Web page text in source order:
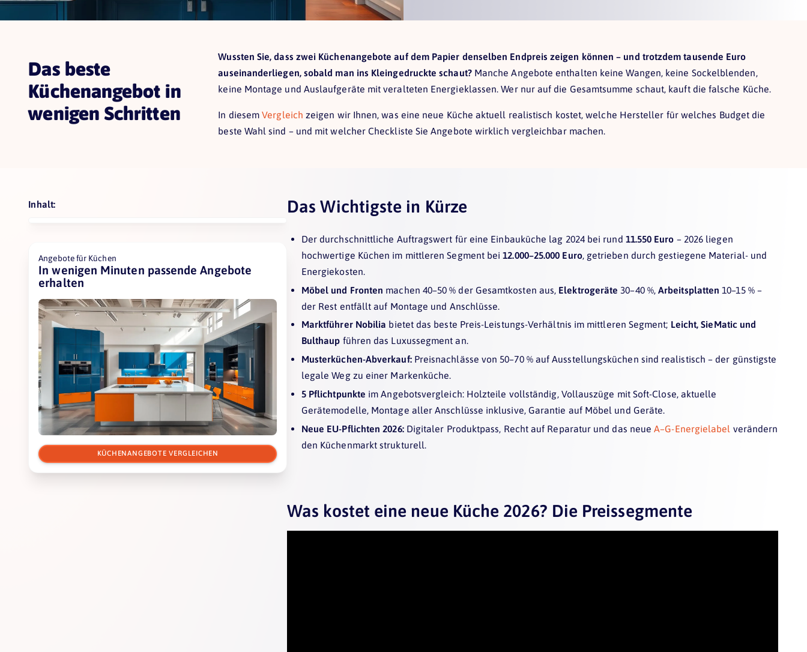
Das beste
Küchenangebot in
wenigen Schritten
Wussten Sie, dass zwei Küchenangebote auf dem Papier denselben Endpreis zeigen können – und trotzdem tausende Euro
auseinanderliegen, sobald man ins Kleingedruckte schaut?Manche Angebote enthalten keine Wangen, keine Sockelblenden,
keine Montage und Auslaufgeräte mit veralteten Energieklassen. Wer nur auf die Gesamtsumme schaut, kauft die falsche Küche.
In diesemVergleich zeigen wir Ihnen, was eine neue Küche aktuell realistisch kostet, welche Hersteller für welches Budget die
beste Wahl sind – und mit welcher Checkliste Sie Angebote wirklich vergleichbar machen.
Inhalt:
Angebote für Küchen
In wenigen Minuten passende Angebote
erhalten
KÜCHENANGEBOTE VERGLEICHEN
Das Wichtigste in Kürze
Der durchschnittliche Auftragswert für eine Einbauküche lag 2024 bei rund 11.550 Euro – 2026 liegen
hochwertige Küchen im mittleren Segment bei12.000–25.000 Euro, getrieben durch gestiegene Material- und
Energiekosten.
Möbel und Fronten machen 40–50 % der Gesamtkosten aus, Elektrogeräte 30–40 %,Arbeitsplatten 10–15 % –
der Rest entfällt auf Montage und Anschlüsse.
Marktführer Nobilia bietet das beste Preis-Leistungs-Verhältnis im mittleren Segment; Leicht, SieMatic und
Bulthaup führen das Luxussegment an.
Musterküchen-Abverkauf:Preisnachlässe von 50–70 % auf Ausstellungsküchen sind realistisch – der günstigste
legale Weg zu einer Markenküche.
5 Pflichtpunkte im Angebotsvergleich: Holzteile vollständig, Vollauszüge mit Soft-Close, aktuelle
Gerätemodelle, Montage aller Anschlüsse inklusive, Garantie auf Möbel und Geräte.
Neue EU-Pflichten 2026:Digitaler Produktpass, Recht auf Reparatur und das neueA–G-Energielabel verändern
den Küchenmarkt strukturell.
Was kostet eine neue Küche 2026? Die Preissegmente